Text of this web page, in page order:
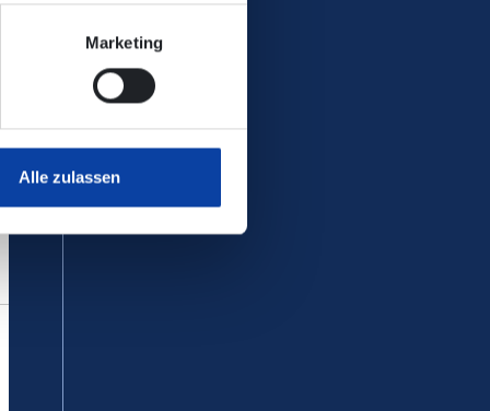
Marketing
Alle zulassen
der Ersatz-Bussteige an